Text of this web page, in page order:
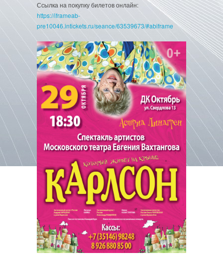
Ссылка на покупку билетов онлайн:
https://iframeab-
pre10046.intickets.ru/seance/63539673/#abiframe